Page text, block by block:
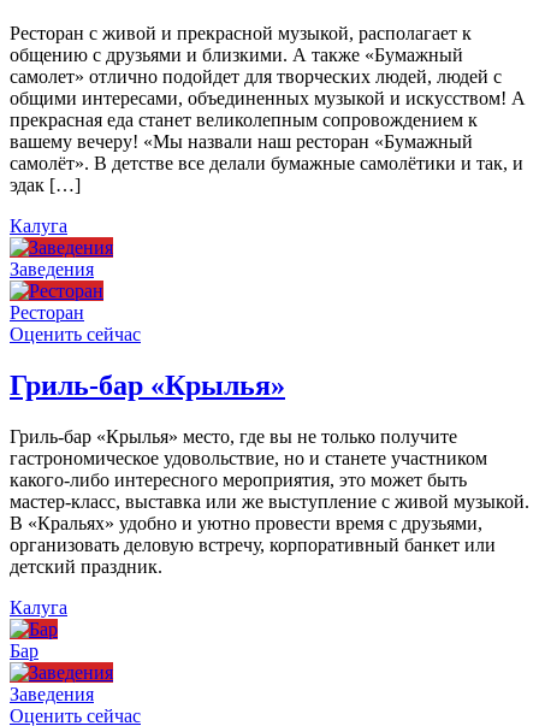
Ресторан с живой и прекрасной музыкой, располагает к
общению с друзьями и близкими. А также «Бумажный
самолет» отлично подойдет для творческих людей, людей с
общими интересами, объединенных музыкой и искусством! А
прекрасная еда станет великолепным сопровождением к
вашему вечеру! «Мы назвали наш ресторан «Бумажный
самолёт». В детстве все делали бумажные самолётики и так, и
эдак […]
Калуга
Заведения
Ресторан
Оценить сейчас
Гриль-бар «Крылья»
Гриль-бар «Крылья» место, где вы не только получите
гастрономическое удовольствие, но и станете участником
какого-либо интересного мероприятия, это может быть
мастер-класс, выставка или же выступление с живой музыкой.
В «Кральях» удобно и уютно провести время с друзьями,
организовать деловую встречу, корпоративный банкет или
детский праздник.
Калуга
Бар
Заведения
Оценить сейчас